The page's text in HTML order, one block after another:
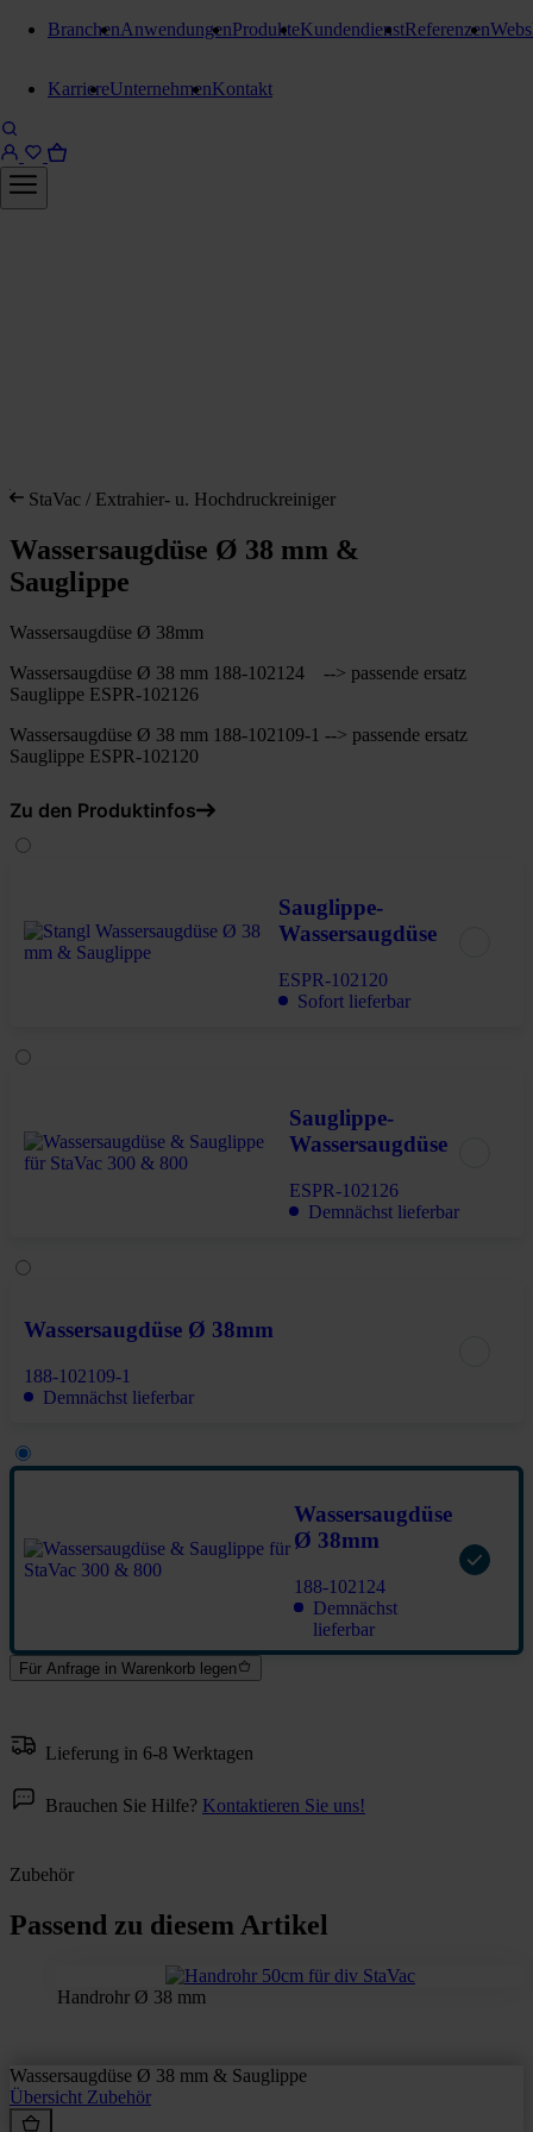
BranchenAnwendungenProdukteKundendienstReferenzen
KarriereUnternehmenKontakt
StaVac / Extrahier- u. Hochdruckreiniger
Wassersaugdüse Ø 38 mm &
Sauglippe
Wassersaugdüse Ø 38mm
Wassersaugdüse Ø 38 mm 188-102124 --> passende ersatz
Sauglippe ESPR-102126
Wassersaugdüse Ø 38 mm 188-102109-1 --> passende ersatz
Sauglippe ESPR-102120
Zu den Produktinfos
Sauglippe-
Wassersaugdüse
ESPR-102120
Sofort lieferbar
Sauglippe-
Wassersaugdüse
ESPR-102126
Demnächst lieferbar
Wassersaugdüse Ø 38mm
188-102109-1
Demnächst lieferbar
Wassersaugdüse
Ø 38mm
188-102124
Demnächst
lieferbar
Für Anfrage in Warenkorb legen
Lieferung in 6-8 Werktagen
Brauchen Sie Hilfe? Kontaktieren Sie uns!
Zubehör
Passend zu diesem Artikel
Handrohr Ø 38 mm
Wassersaugdüse Ø 38 mm & Sauglippe
Übersicht Zubehör